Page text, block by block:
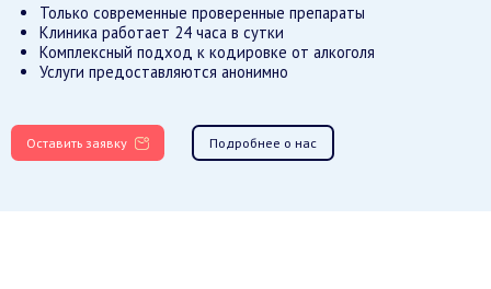
Только современные проверенные препараты
Клиника работает 24 часа в сутки
Комплексный подход к кодировке от алкоголя
Услуги предоставляются анонимно
Оставить заявку Подробнее о нас